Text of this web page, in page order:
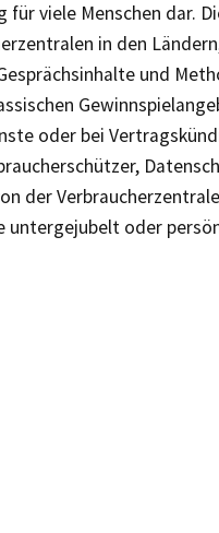
für viele Menschen dar.
in den
und
oder bei
der
oder